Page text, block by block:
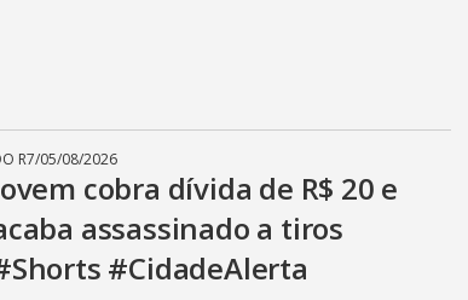
R7/05/08/2026
cobra dívida de R$ 20 e
assassinado a tiros
#CidadeAlerta